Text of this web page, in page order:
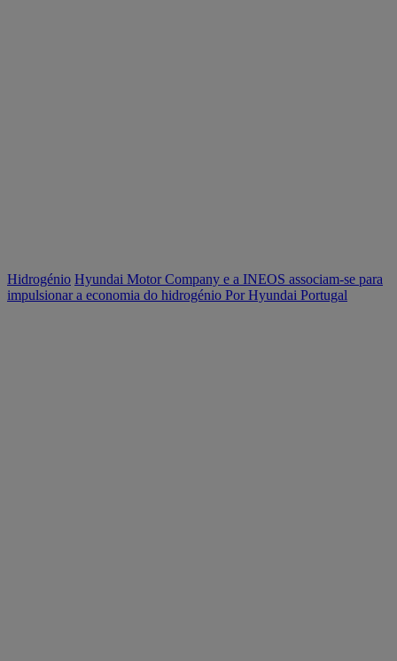
Hidrogénio Hyundai Motor Company e a INEOS associam-se para
impulsionar a economia do hidrogénio Por Hyundai Portugal